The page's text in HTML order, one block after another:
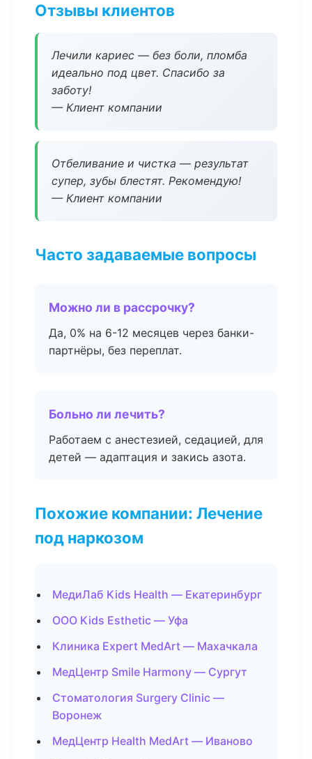
Отзывы клиентов
Лечили кариес — без боли, пломба
идеально под цвет. Спасибо за
заботу!
— Клиент компании
Отбеливание и чистка — результат
супер, зубы блестят. Рекомендую!
— Клиент компании
Часто задаваемые вопросы
Можно ли в рассрочку?
Да, 0% на 6-12 месяцев через банки-
партнёры, без переплат.
Больно ли лечить?
Работаем с анестезией, седацией, для
детей — адаптация и закись азота.
Похожие компании: Лечение
под наркозом
МедиЛаб Kids Health — Екатеринбург
ООО Kids Esthetic — Уфа
Клиника Expert MedArt — Махачкала
МедЦентр Smile Harmony — Сургут
Стоматология Surgery Clinic —
Воронеж
МедЦентр Health MedArt — Иваново